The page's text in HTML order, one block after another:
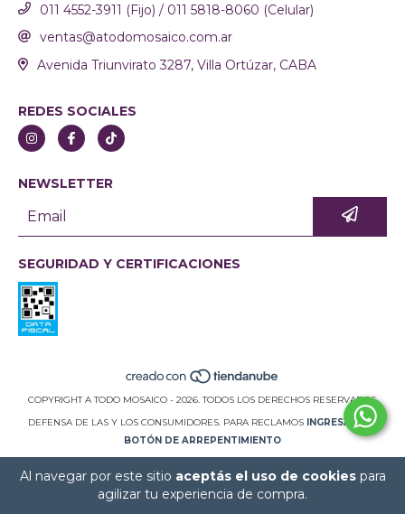
Al navegar por este sitio aceptás el uso de cookiespara
agilizar tu experiencia de compra.
011 4552-3911 (Fijo) / 011 5818-8060 (Celular)
ventas@atodomosaico.com.ar
Avenida Triunvirato 3287, Villa Ortúzar, CABA
REDES SOCIALES
NEWSLETTER
SEGURIDAD Y CERTIFICACIONES
COPYRIGHT A TODO MOSAICO - 2026. TODOS LOS DERECHOS RESERVADOS.
DEFENSA DE LAS Y LOS CONSUMIDORES. PARA RECLAMOS
INGRESÁ ACÁ.
BOTÓN DE ARREPENTIMIENTO